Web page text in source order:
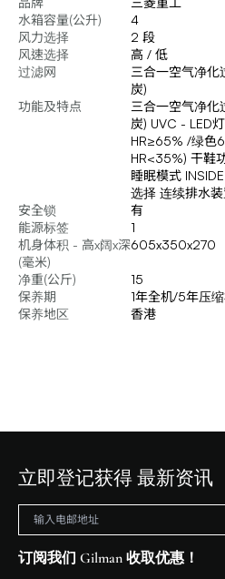
水箱容量(公升)
4
风力选择
2 段
风速选择
高 / 低
过滤网
三合一空气净化
炭)
功能及特点
三合一空气净化
炭) UVC - LED
HR≥65% /绿色
HR<35%) 干鞋
睡眠模式
选择 连续排水装
安全锁
有
能源标签
1
机身体积 - 高x阔x深
(毫米)
605x350x270
净重(公斤)
15
保养期
1年全机/5年压
保养地区
香港
立即登记获得 最新资讯
订阅我们 Gilman 收取优惠！